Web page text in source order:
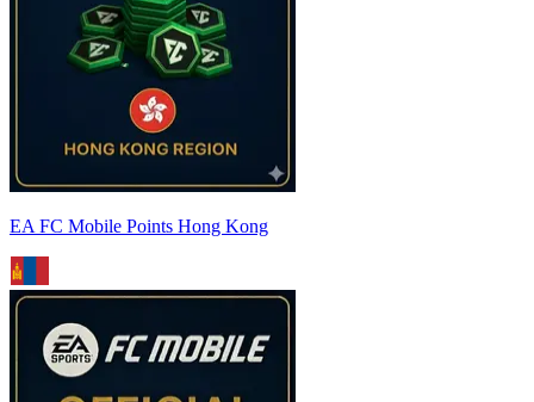
EA FC Mobile Points Hong Kong